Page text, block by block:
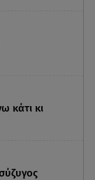
κάτι κι